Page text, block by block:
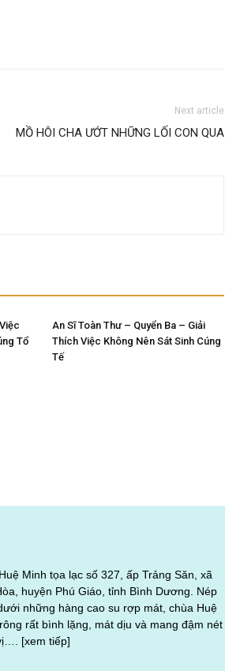
Next article
MỒ HÔI CHA ƯỚT NHỮNG LỐI CON QUA
Tổ
An Sĩ Toàn Thư – Quyển Ba – Giải
Thích Việc Không Nên Sát Sinh Cúng
Tế
Minh tọa lạc số 327, ấp Trảng Săn, xã
huyện Phú Giáo, tỉnh Bình Dương. Nép
những hàng cao su rợp mát, chùa Huệ
rất bình lặng, mát dịu và mang đậm nét
[xem tiếp]